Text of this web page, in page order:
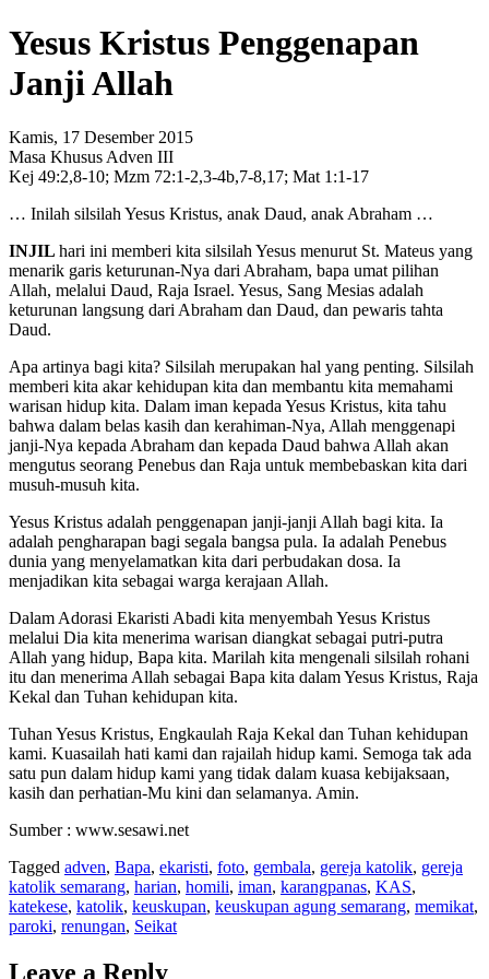
Yesus Kristus Penggenapan
Janji Allah
Kamis, 17 Desember 2015
Masa Khusus Adven III
Kej 49:2,8-10; Mzm 72:1-2,3-4b,7-8,17; Mat 1:1-17
… Inilah silsilah Yesus Kristus, anak Daud, anak Abraham …
INJIL hari ini memberi kita silsilah Yesus menurut St. Mateus yang
menarik garis keturunan-Nya dari Abraham, bapa umat pilihan
Allah, melalui Daud, Raja Israel. Yesus, Sang Mesias adalah
keturunan langsung dari Abraham dan Daud, dan pewaris tahta
Daud.
Apa artinya bagi kita? Silsilah merupakan hal yang penting. Silsilah
memberi kita akar kehidupan kita dan membantu kita memahami
warisan hidup kita. Dalam iman kepada Yesus Kristus, kita tahu
bahwa dalam belas kasih dan kerahiman-Nya, Allah menggenapi
janji-Nya kepada Abraham dan kepada Daud bahwa Allah akan
mengutus seorang Penebus dan Raja untuk membebaskan kita dari
musuh-musuh kita.
Yesus Kristus adalah penggenapan janji-janji Allah bagi kita. Ia
adalah pengharapan bagi segala bangsa pula. Ia adalah Penebus
dunia yang menyelamatkan kita dari perbudakan dosa. Ia
menjadikan kita sebagai warga kerajaan Allah.
Dalam Adorasi Ekaristi Abadi kita menyembah Yesus Kristus
melalui Dia kita menerima warisan diangkat sebagai putri-putra
Allah yang hidup, Bapa kita. Marilah kita mengenali silsilah rohani
itu dan menerima Allah sebagai Bapa kita dalam Yesus Kristus, Raja
Kekal dan Tuhan kehidupan kita.
Tuhan Yesus Kristus, Engkaulah Raja Kekal dan Tuhan kehidupan
kami. Kuasailah hati kami dan rajailah hidup kami. Semoga tak ada
satu pun dalam hidup kami yang tidak dalam kuasa kebijaksaan,
kasih dan perhatian-Mu kini dan selamanya. Amin.
Sumber : www.sesawi.net
Tagged adven, Bapa, ekaristi, foto, gembala, gereja katolik, gereja
katolik semarang, harian, homili, iman, karangpanas, KAS,
katekese, katolik, keuskupan, keuskupan agung semarang, memikat,
paroki, renungan, Seikat
Leave a Reply